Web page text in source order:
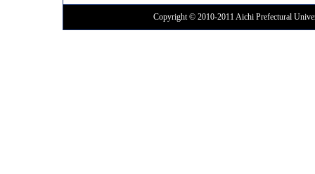
Copyright © 2010-2011 Aichi Prefectural